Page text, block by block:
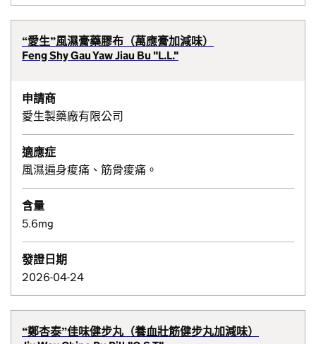
“愛生”風濕膏藥膠布（萬應膏加減味）
Feng Shy Gau Yaw Jiau Bu "L.L."
申請商
愛生製藥廠有限公司
適應症
風濕遍身痠痛、筋骨痠痛。
含量
5.6mg
發證日期
2026-04-24
“鄭杏泰”佳味健步丸（養血壯筋健步丸加減味）